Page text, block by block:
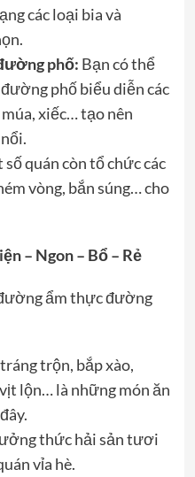
các loại bia và
phố: Bạn có thể
phố biểu diễn các
xiếc… tạo nên
quán còn tổ chức các
vòng, bắn súng… cho
– Ngon – Bổ – Rẻ
ẩm thực đường
trộn, bắp xào,
lộn… là những món ăn
thức hải sản tươi
vỉa hè.